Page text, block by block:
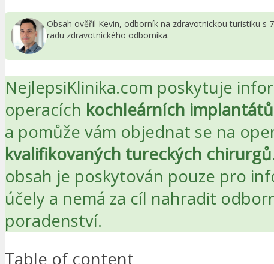
Obsah ověřil Kevin, odborník na zdravotnickou turistiku
radu zdravotnického odborníka.
NejlepsiKlinika.com poskytuje
operacích kochleárních
a pomůže vám objednat se na
kvalifikovaných tureckých chirurgů
obsah je poskytován pouze pro
účely a nemá za cíl nahradit
poradenství.
Table of content